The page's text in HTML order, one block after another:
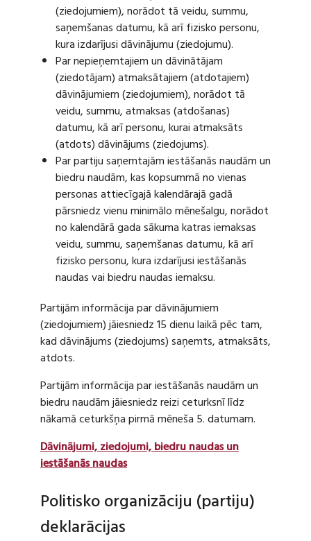
(ziedojumiem), norādot tā veidu, summu,
saņemšanas datumu, kā arī fizisko personu,
kura izdarījusi dāvinājumu (ziedojumu).
Par nepieņemtajiem un dāvinātājam
(ziedotājam) atmaksātajiem (atdotajiem)
dāvinājumiem (ziedojumiem), norādot tā
veidu, summu, atmaksas (atdošanas)
datumu, kā arī personu, kurai atmaksāts
(atdots) dāvinājums (ziedojums).
Par partiju saņemtajām iestāšanās naudām un
biedru naudām, kas kopsummā no vienas
personas attiecīgajā kalendārajā gadā
pārsniedz vienu minimālo mēnešalgu, norādot
no kalendārā gada sākuma katras iemaksas
veidu, summu, saņemšanas datumu, kā arī
fizisko personu, kura izdarījusi iestāšanās
naudas vai biedru naudas iemaksu.
Partijām informācija par dāvinājumiem
(ziedojumiem) jāiesniedz 15 dienu laikā pēc tam,
kad dāvinājums (ziedojums) saņemts, atmaksāts,
atdots.
Partijām informācija par iestāšanās naudām un
biedru naudām jāiesniedz reizi ceturksnī līdz
nākamā ceturkšņa pirmā mēneša 5. datumam.
Dāvinājumi, ziedojumi, biedru naudas un
iestāšanās naudas
Politisko organizāciju (partiju)
deklarācijas